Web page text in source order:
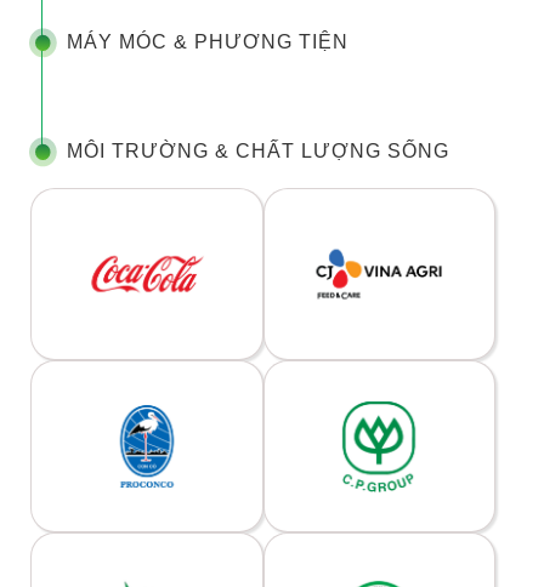
MÁY MÓC & PHƯƠNG TIỆN
MÔI TRƯỜNG & CHẤT LƯỢNG SỐNG